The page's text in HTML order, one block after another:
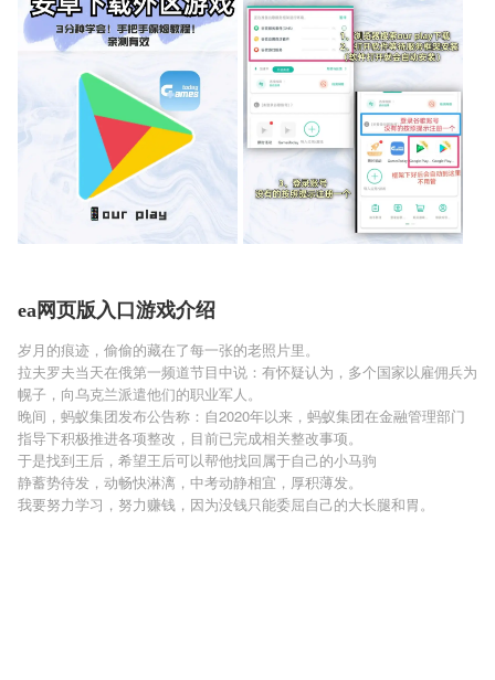
ea网页版入口游戏介绍
岁月的痕迹，偷偷的藏在了每一张的老照片里。
拉夫罗夫当天在俄第一频道节目中说：有怀疑认为，多个国家以雇佣兵为
幌子，向乌克兰派遣他们的职业军人。
晚间，蚂蚁集团发布公告称：自2020年以来，蚂蚁集团在金融管理部门
指导下积极推进各项整改，目前已完成相关整改事项。
于是找到王后，希望王后可以帮他找回属于自己的小马驹
静蓄势待发，动畅快淋漓，中考动静相宜，厚积薄发。
我要努力学习，努力赚钱，因为没钱只能委屈自己的大长腿和胃。